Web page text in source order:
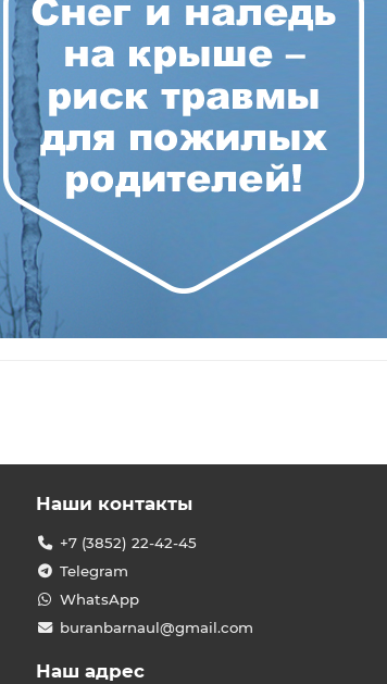
Наши контакты
+7 (3852) 22-42-45
Telegram
WhatsApp
buranbarnaul@gmail.com
Наш адрес